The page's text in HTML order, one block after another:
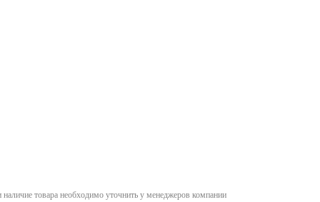
товара необходимо уточнить у менеджеров компании